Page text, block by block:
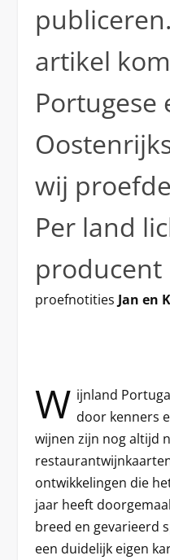
artikel
Portugese
wij
Per land
producent
proefnotities Jan en
W ijnland
door kenners
wijnen zijn nog altijd
ontwikkelingen die
jaar heeft
breed en gevarieerd
een duidelijk eigen